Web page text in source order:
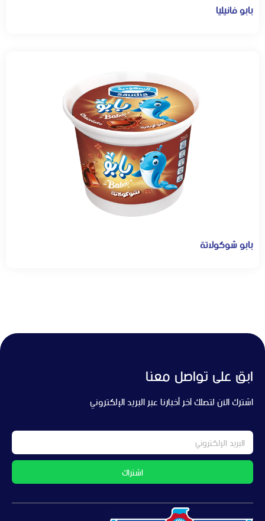
بابو فانيليا
بابو شوكولاتة
ابق على تواصل معنا
اشترك الآن لتصلك آخر أخبارنا عبر البريد الإلكتروني
اشتراك